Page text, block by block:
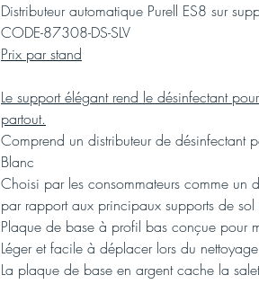
Distributeur automatique Purell ES8 sur
CODE-87308-DS-SLV
Prix par stand
Le support élégant rend le désinfectant
partout.
Comprend un distributeur de désinfectant
Blanc
Choisi par les consommateurs comme un
par rapport aux principaux supports de
Plaque de base à profil bas conçue pour
Léger et facile à déplacer lors du
La plaque de base en argent cache la